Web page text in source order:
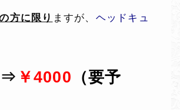
方に限り ますが、 ヘッドキュ
￥4000 （要予